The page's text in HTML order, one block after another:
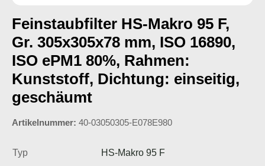
Feinstaubfilter HS-Makro 95 F,
Gr. 305x305x78 mm, ISO 16890,
ISO ePM1 80%, Rahmen:
Kunststoff, Dichtung: einseitig,
geschäumt
Artikelnummer: 40-03050305-E078E980
Typ
HS-Makro 95 F